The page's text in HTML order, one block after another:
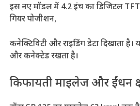
इस नए मॉडल में 4.2 इंच का डिजिटल TFT
गियर पोजीशन,
कनेक्टिविटी और राइडिंग डेटा दिखाता है।
और कनेक्टेड रखता है।
किफायती माइलेज और ईंधन